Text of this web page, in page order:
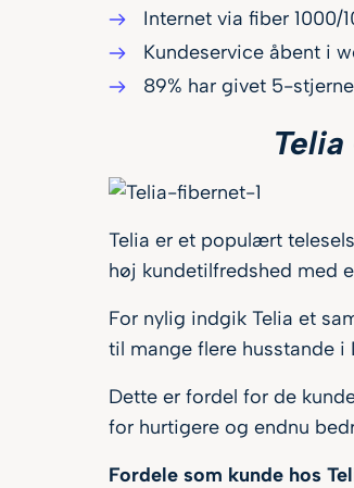
Internet via fiber 1000/
Kundeservice åbent i
89% har givet 5-
Telia er et populært
høj kundetilfredshed med
For nylig indgik Telia et
til mange flere husstande i
Dette er fordel for de
for hurtigere og endnu
Fordele som kunde hos